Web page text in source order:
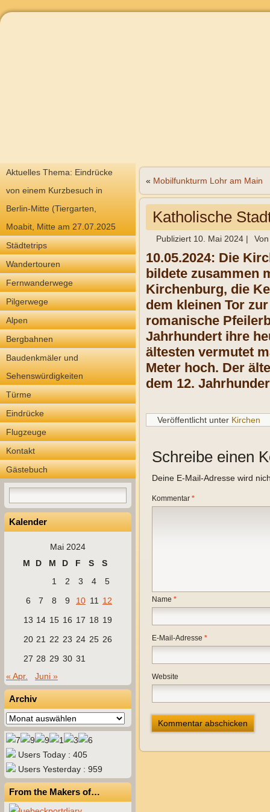
Aktuelles Thema: Eindrücke
von einem Kurzbesuch in
Berlin-Mitte (Tiergarten,
Moabit, Mitte am 27.07.2025
Städtetrips
Wandertouren
Fernwanderwege
Pilgerwege
Alpen
Bergbahnen
Baudenkmäler und
Sehenswürdigkeiten
Türme
Eindrücke
Flugzeuge
Kontakt
Gästebuch
Kalender
Mai 2024
M
D M D F S
S
1
2 3 4
5
6
7 8 9 10 11
12
13 14 15 16 17 18 19
20 21 22 23 24 25 26
27 28 29 30 31
« Apr.
Juni »
Archiv
Archiv
Users Today : 405
Users Yesterday : 959
From the Makers of…
« Mobilfunkturm Lohr am Main
Katholische
Publiziert 10. Mai 2024 | Von
10.05.2024: Die
bildete zusammen
Kirchenburg, die
dem kleinen Tor
romanische
Jahrhundert ihre
ältesten vermutet
Meter hoch. Der
dem 12.
Veröffentlicht unter Kirchen
Schreibe einen
Deine E-Mail-Adresse wird
Kommentar *
Name *
E-Mail-Adresse *
Website